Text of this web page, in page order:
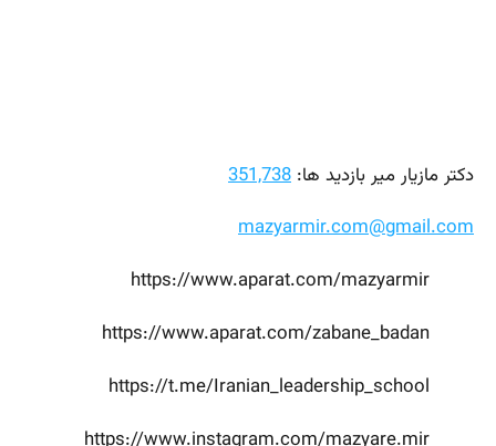
دکتر مازیار میر بازدید ها: 351,738
mazyarmir.com@gmail.com
https://www.aparat.com/mazyarmir
https://www.aparat.com/zabane_badan
https://t.me/Iranian_leadership_school
https://www.instagram.com/mazyare.mir